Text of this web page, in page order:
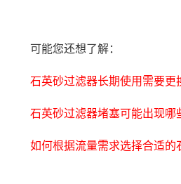
可能您还想了解：
石英砂过滤器长期使用需要更
石英砂过滤器堵塞可能出现哪
如何根据流量需求选择合适的